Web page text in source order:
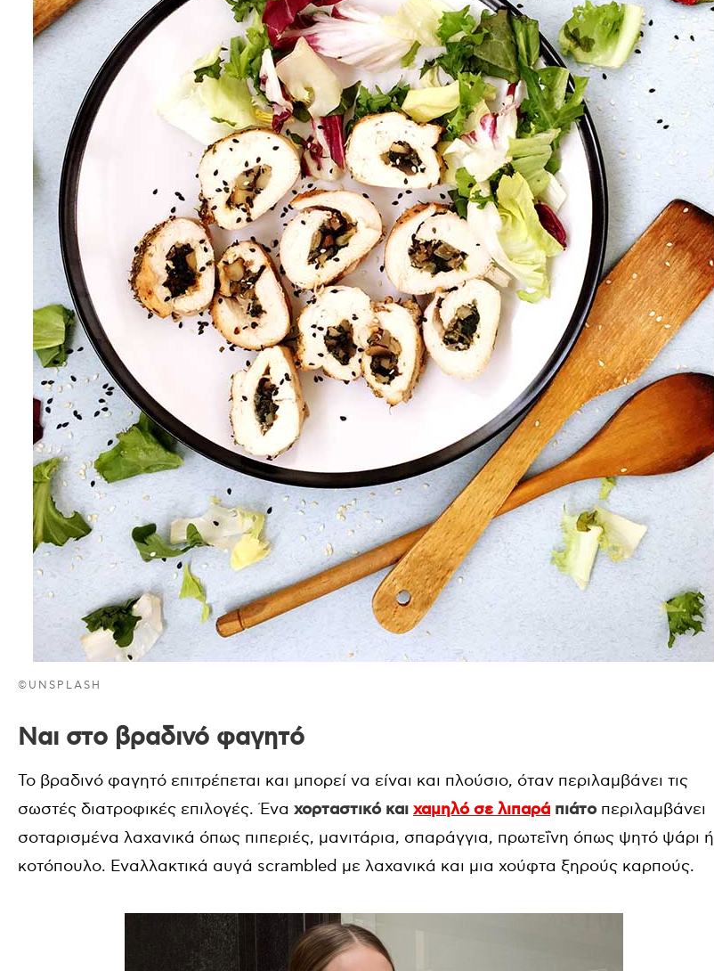
©UNSPLASH
Ναι στο βραδινό φαγητό
Το βραδινό φαγητό επιτρέπεται και μπορεί να είναι και πλούσιο, όταν περιλαμβάνει τις
σωστές διατροφικές επιλογές. Ένα χορταστικό και χαμηλό σε λιπαρά πιάτοπεριλαμβάνει
σοταρισμένα λαχανικά όπως πιπεριές, μανιτάρια, σπαράγγια, πρωτεΐνη όπως ψητό ψάρι ή
κοτόπουλο. Εναλλακτικά αυγά scrambled με λαχανικά και μια χούφτα ξηρούς καρπούς.